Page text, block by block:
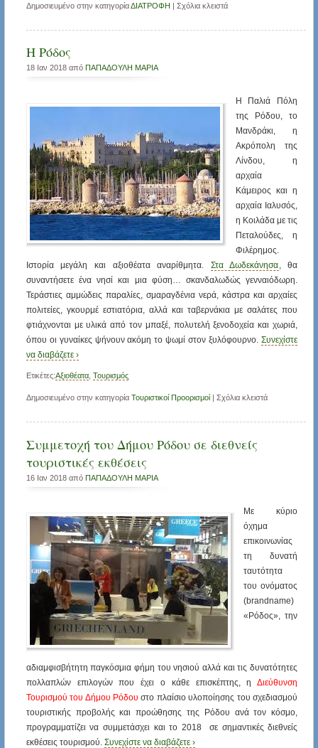
Δημοσιευμένο στην κατηγορίαΔΙΑΤΡΟΦΗ | Σχόλια κλειστά
Η Ρόδος
18 Ιαν 2018 από ΠΑΠΑΔΟΥΛΗ ΜΑΡΙΑ
Η Παλιά Πόλη
της Ρόδου, το
Μανδράκι, η
Ακρόπολη της
Λίνδου, η
αρχαία
Κάμειρος και η
αρχαία Ιαλυσός,
η Κοιλάδα με τις
Πεταλούδες, η
Φιλέρημος.
Ιστορία μεγάλη και αξιοθέατα αναρίθμητα. Στα Δωδεκάνησα, θα
συναντήσετε ένα νησί και μια φύση… σκανδαλωδώς γενναιόδωρη.
Τεράστιες αμμώδεις παραλίες, σμαραγδένια νερά, κάστρα και αρχαίες
πολιτείες, γκουρμέ εστιατόρια, αλλά και ταβερνάκια με σαλάτες που
φτιάχνονται με υλικά από τον μπαξέ, πολυτελή ξενοδοχεία και χωριά,
όπου οι γυναίκες ψήνουν ακόμη το ψωμί στον ξυλόφουρνο.Συνεχίστε
να διαβάζετε ›
Ετικέτες:Αξιοθέατα, Τουρισμός
Δημοσιευμένο στην κατηγορία Τουριστικοί Προορισμοί| Σχόλια κλειστά
Συμμετοχή του Δήμου Ρόδου σε διεθνείς
τουριστικές εκθέσεις
16 Ιαν 2018 από ΠΑΠΑΔΟΥΛΗ ΜΑΡΙΑ
Με κύριο
όχημα
επικοινωνίας
τη δυνατή
ταυτότητα
του ονόματος
(brandname)
«Ρόδος», την
αδιαμφισβήτητη παγκόσμια φήμη του νησιού αλλά και τις δυνατότητες
πολλαπλών επιλογών που έχει ο κάθε επισκέπτης, ηΔιεύθυνση
Τουρισμού του Δήμου Ρόδου στο πλαίσιο υλοποίησης του σχεδιασμού
τουριστικής προβολής και προώθησης της Ρόδου ανά τον κόσμο,
προγραμματίζει να συμμετάσχει και το 2018 σε σημαντικές διεθνείς
εκθέσεις τουρισμού. Συνεχίστε να διαβάζετε ›